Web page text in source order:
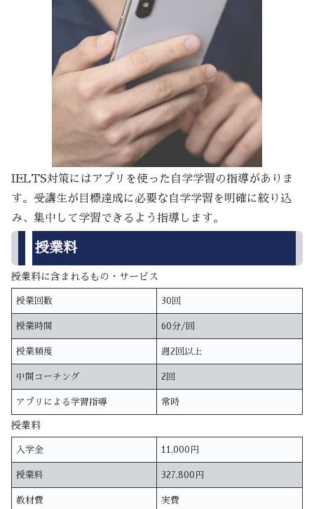
IELTS対策にはアプリを使った自学学習の指導がありま
す。受講生が目標達成に必要な自学学習を明確に絞り込
み、集中して学習できるよう指導します。
授業料
授業料に含まれるもの・サービス
授業回数 30回
授業時間 60分/回
授業頻度 週2回以上
中間コーチング 2回
アプリによる学習指導 常時
授業料
入学金 11,000円
授業料 327,800円
教材費 実費